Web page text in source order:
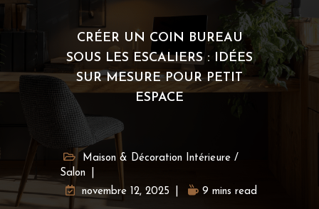
CRÉER UN COIN BUREAU
SOUS LES ESCALIERS : IDÉES
SUR MESURE POUR PETIT
ESPACE
Maison & Décoration Intérieure /
Salon
novembre 12, 2025
9 mins read